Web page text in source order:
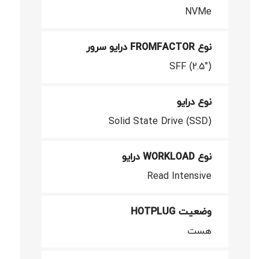
NVMe
نوع FROMFACTOR درایو سرور
SFF (2.5")
نوع درایو
Solid State Drive (SSD)
نوع WORKLOAD درایو
Read Intensive
وضعیت HOTPLUG
هست